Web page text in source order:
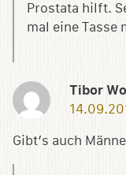
Prostata hilft.
mal eine Tasse
Tibor
Gibt’s auch